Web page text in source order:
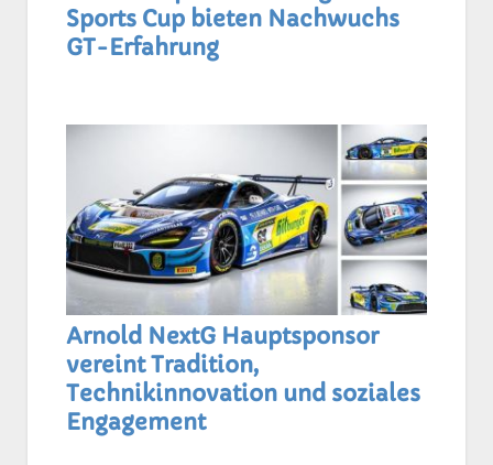
Sports Cup bieten Nachwuchs
GT-Erfahrung
Arnold NextG Hauptsponsor
vereint Tradition,
Technikinnovation und soziales
Engagement